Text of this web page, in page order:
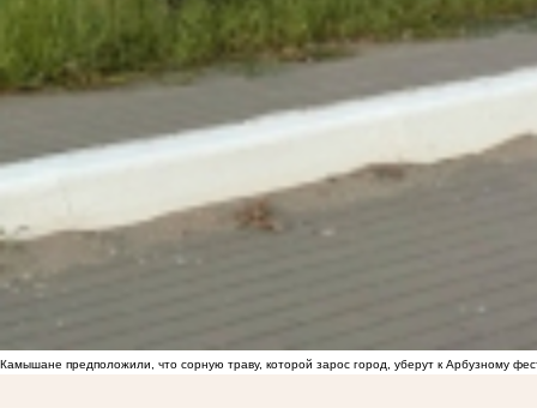
Камышане предположили, что сорную траву, которой зарос город, уберут к Арбузному